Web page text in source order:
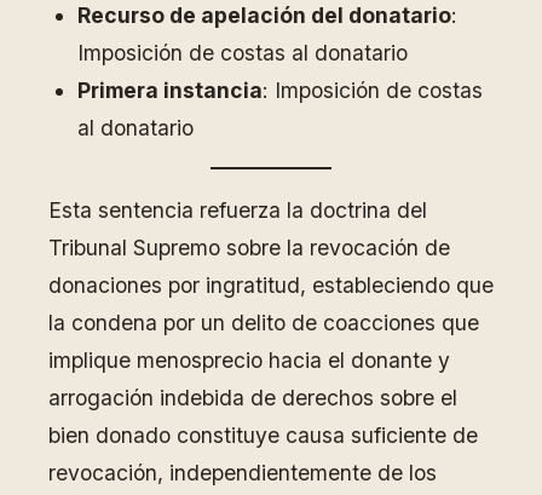
Recurso de apelación del donatario:
Imposición de costas al donatario
Primera instancia: Imposición de costas
al donatario
Esta sentencia refuerza la doctrina del
Tribunal Supremo sobre la revocación de
donaciones por ingratitud, estableciendo que
la condena por un delito de coacciones que
implique menosprecio hacia el donante y
arrogación indebida de derechos sobre el
bien donado constituye causa suficiente de
revocación, independientemente de los